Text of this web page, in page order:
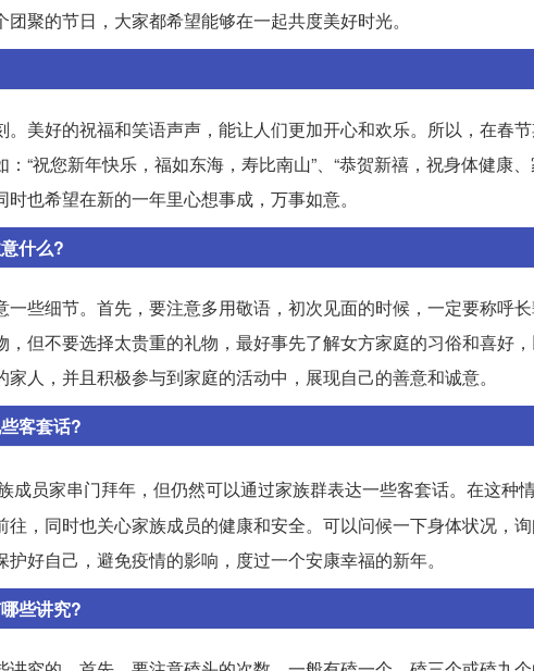
聚的节日，大家都希望能够在一起共度美好时光。
美好的祝福和笑语声声，能让人们更加开心和欢乐。所以，在春
“祝您新年快乐，福如东海，寿比南山”、“恭贺新禧，祝身体健康
也希望在新的一年里心想事成，万事如意。
什么?
些细节。首先，要注意多用敬语，初次见面的时候，一定要称呼
但不要选择太贵重的礼物，最好事先了解女方家庭的习俗和喜好
人，并且积极参与到家庭的活动中，展现自己的善意和诚意。
客套话?
成员家串门拜年，但仍然可以通过家族群表达一些客套话。在这种
，同时也关心家族成员的健康和安全。可以问候一下身体状况，
好自己，避免疫情的影响，度过一个安康幸福的新年。
些讲究?